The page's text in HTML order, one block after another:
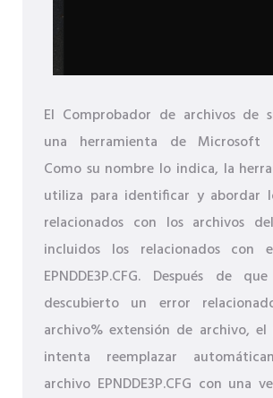
El Comprobador de archivos de
una herramienta de Microsoft
Como su nombre lo indica, la
utiliza para identificar y abordar
relacionados con los archivos
incluidos los relacionados con
EPNDDE3P.CFG. Después de
descubierto un error
archivo% extensión de archivo, el
intenta reemplazar
archivo EPNDDE3P.CFG con una